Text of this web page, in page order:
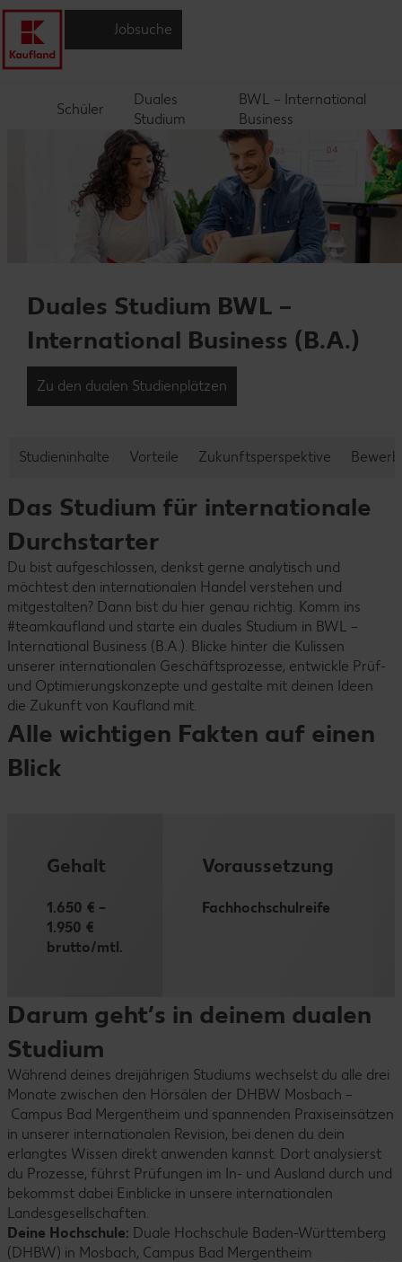
Jobsuche
Schüler
Duales
Studium
BWL – International
Business
Duales Studium BWL –
International Business (B.A.)
Zu den dualen Studienplätzen
Studieninhalte Vorteile Zukunftsperspektive
Das Studium für internationale
Durchstarter
Du bist aufgeschlossen, denkst gerne analytisch und
möchtest den internationalen Handel verstehen und
mitgestalten? Dann bist du hier genau richtig. Komm ins
#teamkaufland und starte ein duales Studium in BWL –
International Business (B.A.). Blicke hinter die Kulissen
unserer internationalen Geschäftsprozesse, entwickle Prüf-
und Optimierungskonzepte und gestalte mit deinen Ideen
die Zukunft von Kaufland mit.
Alle wichtigen Fakten auf einen
Blick
Gehalt
1.650 € –
1.950 €
brutto/mtl.
Voraussetzung
Fachhochschulreife
Darum geht’s in deinem dualen
Studium
Während deines dreijährigen Studiums wechselst du alle drei
Monate zwischen den Hörsälen der DHBW Mosbach –
Campus Bad Mergentheim und spannenden Praxiseinsätzen
in unserer internationalen Revision, bei denen du dein
erlangtes Wissen direkt anwenden kannst. Dort analysierst
du Prozesse, führst Prüfungen im In- und Ausland durch und
bekommst dabei Einblicke in unsere internationalen
Landesgesellschaften.
Deine Hochschule: Duale Hochschule Baden-Württemberg
(DHBW) in Mosbach, Campus Bad Mergentheim